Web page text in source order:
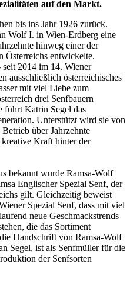
auf den Markt.
bis ins Jahr 1926 zurück.
Wolf I. in Wien-Erdberg eine
hinweg einer der
Österreichs entwickelte.
2014 im 14. Wiener
ausschließlich österreichisches
mit viel Liebe zum
drei Senfbauern
führt Katrin Segel das
Unterstützt wird sie von
über Jahrzehnte
Kraft hinter der
bekannt wurde Ramsa-Wolf
Englischer Spezial Senf, der
gilt. Gleichzeitig beweist
Spezial Senf, dass mit viel
neue Geschmackstrends
die das Sortiment
Handschrift von Ramsa-Wolf
Segel, ist als Senfmüller für die
der Senfsorten